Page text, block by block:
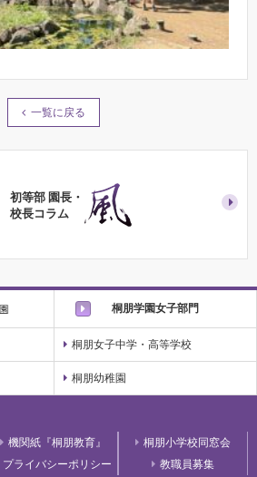
一覧に戻る
初等部 園長・
校長コラム
桐朋学園女子部門
桐朋女子中学・高等学校
桐朋幼稚園
機関紙『桐朋教育』
桐朋小学校同窓会
プライバシーポリシー 教職員募集